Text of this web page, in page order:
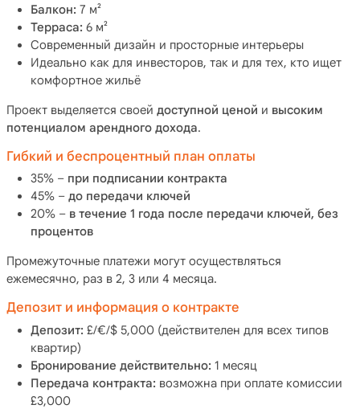
Балкон: 7 м²
Терраса: 6 м²
Современный дизайн и просторные интерьеры
Идеально как для инвесторов, так и для тех, кто ищет
комфортное жильё
Проект выделяется своей доступной ценой и высоким
потенциалом арендного дохода.
Гибкий и беспроцентный план оплаты
35% – при подписании контракта
45% – до передачи ключей
20% – в течение 1 года после передачи ключей, без
процентов
Промежуточные платежи могут осуществляться
ежемесячно, раз в 2, 3 или 4 месяца.
Депозит и информация о контракте
Депозит: £/€/$ 5,000 (действителен для всех типов
квартир)
Бронирование действительно: 1 месяц
Передача контракта: возможна при оплате комиссии
£3,000